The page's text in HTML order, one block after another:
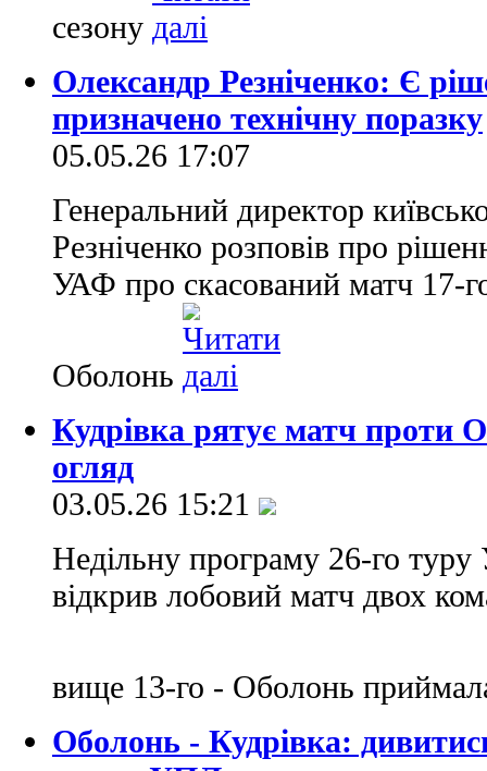
сезону
Олександр Резніченко: Є
призначено технічну поразку
05.05.26 17:07
Генеральний директор
Резніченко розповів про
УАФ про скасований матч 17-
Оболонь
Кудрівка рятує матч проти
огляд
03.05.26 15:21
Недільну програму 26-го туру
відкрив лобовий матч двох
вище 13-го - Оболонь
Оболонь - Кудрівка: